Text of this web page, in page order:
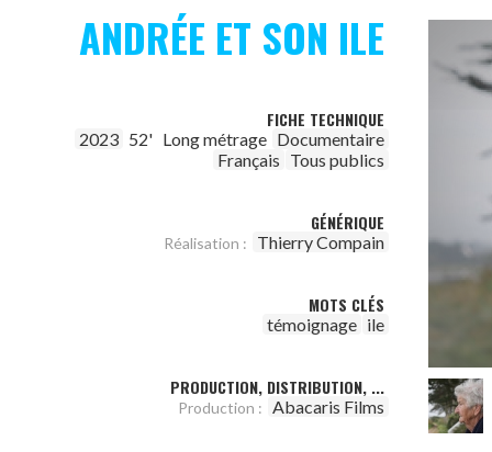
ANDRÉE ET SON ILE
FICHE TECHNIQUE
2023 52' Long métrage Documentaire
Français Tous publics
GÉNÉRIQUE
Réalisation : Thierry Compain
MOTS CLÉS
témoignage ile
PRODUCTION, DISTRIBUTION, ...
Production : Abacaris Films